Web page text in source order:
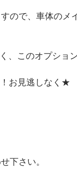
ので、車体のメ
、このオプショ
お見逃しなく★
下さい。